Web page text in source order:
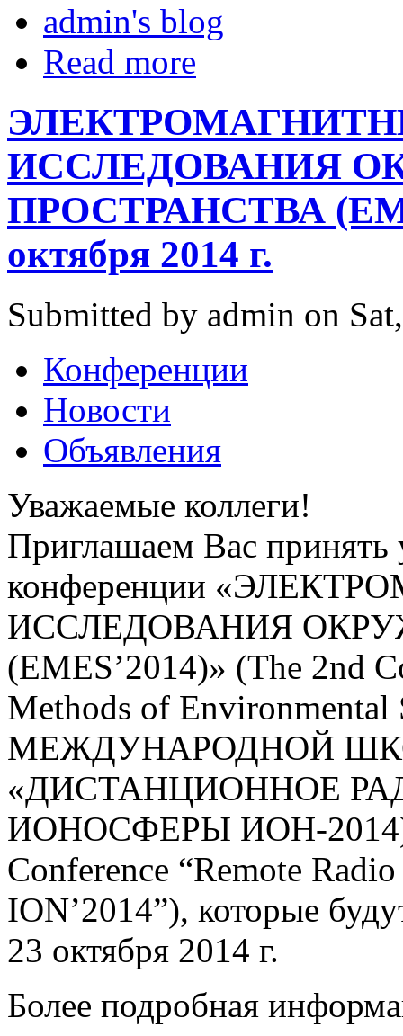
admin's blog
Read more
ИССЛЕДОВАНИЯ
ПРОСТРАНСТВА
октября 2014 г.
Submitted by admin on
Конференции
Новости
Объявления
Уважаемые коллеги!
Приглашаем Вас принять
конференции
ИССЛЕДОВАНИЯ
(EMES’2014)» (The 2nd
Methods of Environmental
МЕЖДУНАРОДНОЙ
«ДИСТАНЦИОННОЕ
ИОНОСФЕРЫ ИОН-
Conference “Remote
ION’2014”), которые
23 октября 2014 г.
Более подробная